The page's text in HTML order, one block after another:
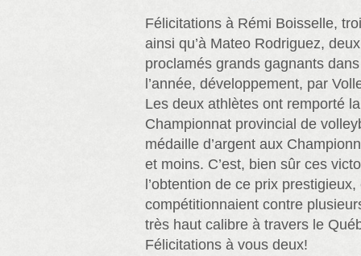
Félicitations à Rémi Boisselle,
ainsi qu’à Mateo Rodriguez,
proclamés grands gagnants
l’année, développement, par
Les deux athlètes ont remporté
Championnat provincial de
médaille d’argent aux
et moins. C’est, bien sûr ces
l’obtention de ce prix
compétitionnaient contre
très haut calibre à travers le
Félicitations à vous deux!